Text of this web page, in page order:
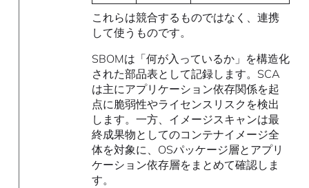
これらは競合するものではなく、連携
して使うものです。
SBOMは「何が入っているか」を構造化
された部品表として記録します。SCA
は主にアプリケーション依存関係を起
点に脆弱性やライセンスリスクを検出
します。一方、イメージスキャンは最
終成果物としてのコンテナイメージ全
体を対象に、OSパッケージ層とアプリ
ケーション依存層をまとめて確認しま
す。